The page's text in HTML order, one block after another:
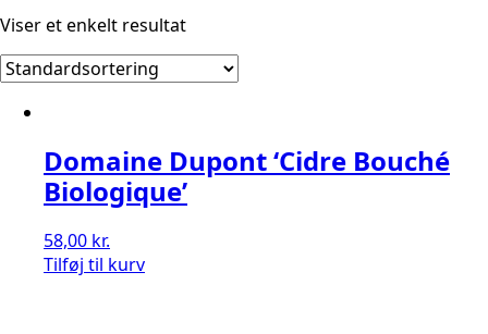
Viser et enkelt resultat
Domaine Dupont ‘Cidre Bouché
Biologique’
58,00 kr.
Tilføj til kurv